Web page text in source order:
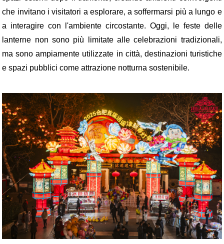
che invitano i visitatori a esplorare, a soffermarsi più a lungo e
a interagire con l'ambiente circostante. Oggi, le feste delle
lanterne non sono più limitate alle celebrazioni tradizionali,
ma sono ampiamente utilizzate in città, destinazioni turistiche
e spazi pubblici come attrazione notturna sostenibile.